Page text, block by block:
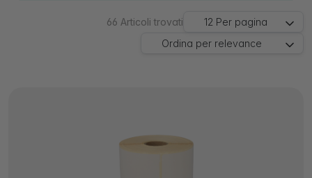
66 Articoli trovati 12 Per pagina
Ordina per relevance